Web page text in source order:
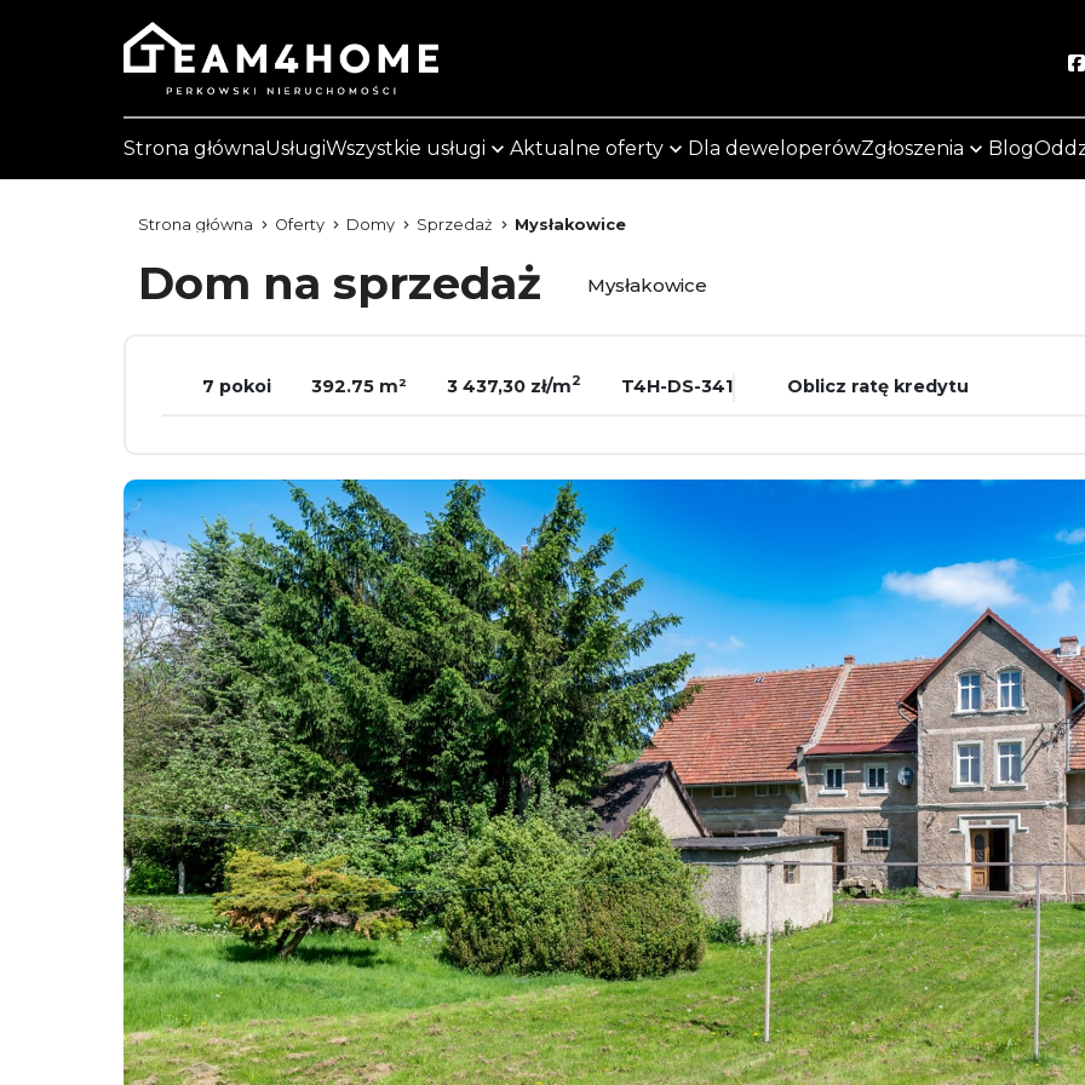
Strona głównaUsługiWszystkie usługi Aktualne oferty Dla deweloperówZgłoszenia Blog
Strona główna Oferty Domy Sprzedaż Mysłakowice
Dom na sprzedaż Mysłakowice
7 pokoi 392.75 m² 3 437,30 zł/m2 T4H-DS-341 Oblicz ratę kredytu